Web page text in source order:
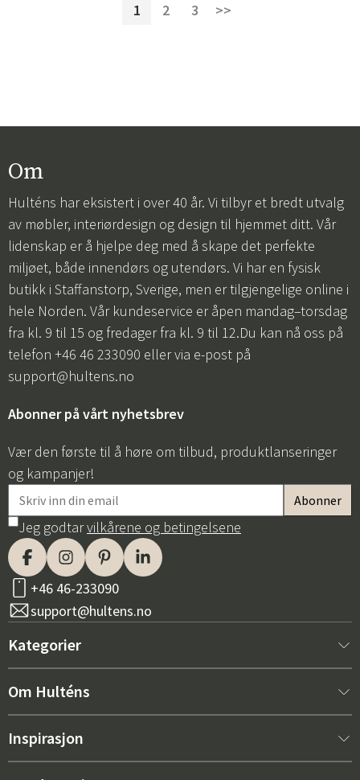
1 2 3 >>
Om
Hulténs har eksistert i over 40 år. Vi tilbyr et bredt utvalg
av møbler, interiørdesign og design til hjemmet ditt. Vår
lidenskap er å hjelpe deg med å skape det perfekte
miljøet, både innendørs og utendørs. Vi har en fysisk
butikk i Staffanstorp, Sverige, men er tilgjengelige online i
hele Norden. Vår kundeservice er åpen mandag–torsdag
fra kl. 9 til 15 og fredager fra kl. 9 til 12.Du kan nå oss på
telefon +46 46 233090 eller via e-post på
support@hultens.no
Abonner på vårt nyhetsbrev
Vær den første til å høre om tilbud, produktlanseringer
og kampanjer!
Jeg godtarvilkårene og betingelsene
+46 46-233090
support@hultens.no
Kategorier
Nytt hos oss
Innredning
Om Hulténs
Om Hulténs
Inspirasjon